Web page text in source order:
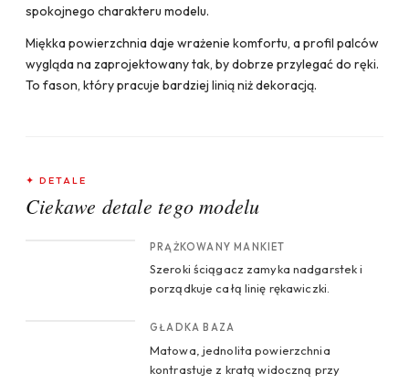
spokojnego charakteru modelu.
Miękka powierzchnia daje wrażenie komfortu, a profil palców
wygląda na zaprojektowany tak, by dobrze przylegać do ręki.
To fason, który pracuje bardziej linią niż dekoracją.
✦ DETALE
Ciekawe detale tego modelu
PRĄŻKOWANY MANKIET
Szeroki ściągacz zamyka nadgarstek i
porządkuje całą linię rękawiczki.
GŁADKA BAZA
Matowa, jednolita powierzchnia
kontrastuje z kratą widoczną przy